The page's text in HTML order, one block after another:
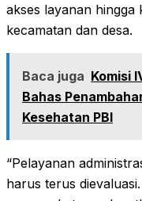
akses layanan hingga
kecamatan dan desa.
Baca juga Komisi
Bahas
Kesehatan PBI
“Pelayanan
harus terus